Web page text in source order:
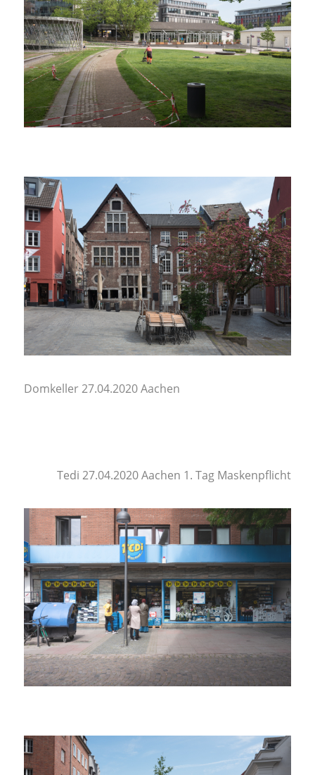
Domkeller 27.04.2020 Aachen
Tedi 27.04.2020 Aachen 1. Tag Maskenpflicht